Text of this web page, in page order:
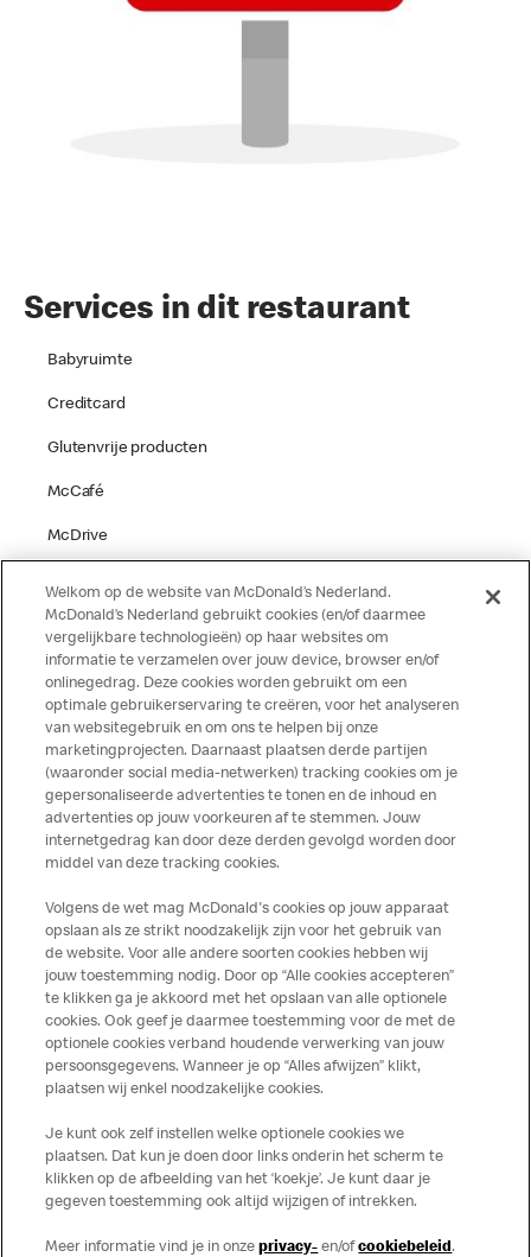
Services in dit restaurant
Babyruimte
Creditcard
Glutenvrije producten
McCafé
McDrive
Speelgelegenheid
Terras
Meer over dit restaurant
McDonald's
Bezoek Restaurant pagina
Over ons
Services
Contact
Welkom op de website van McDonald’s Nederland.
McDonald’s Nederland gebruikt cookies (en/of daarmee
vergelijkbare technologieën) op haar websites om
informatie te verzamelen over jouw device, browser en/of
onlinegedrag. Deze cookies worden gebruikt om een
optimale gebruikerservaring te creëren, voor het analyseren
van websitegebruik en om ons te helpen bij onze
marketingprojecten. Daarnaast plaatsen derde partijen
(waaronder social media-netwerken) tracking cookies om je
gepersonaliseerde advertenties te tonen en de inhoud en
advertenties op jouw voorkeuren af te stemmen. Jouw
internetgedrag kan door deze derden gevolgd worden door
middel van deze tracking cookies.
Volgens de wet mag McDonald's cookies op jouw apparaat
opslaan als ze strikt noodzakelijk zijn voor het gebruik van
de website. Voor alle andere soorten cookies hebben wij
jouw toestemming nodig. Door op “Alle cookies accepteren”
te klikken ga je akkoord met het opslaan van alle optionele
cookies. Ook geef je daarmee toestemming voor de met de
optionele cookies verband houdende verwerking van jouw
persoonsgegevens. Wanneer je op “Alles afwijzen” klikt,
plaatsen wij enkel noodzakelijke cookies.
Je kunt ook zelf instellen welke optionele cookies we
plaatsen. Dat kun je doen door links onderin het scherm te
klikken op de afbeelding van het ‘koekje’. Je kunt daar je
gegeven toestemming ook altijd wijzigen of intrekken.
Meer informatie vind je in onzeprivacy- en/ofcookiebeleid.